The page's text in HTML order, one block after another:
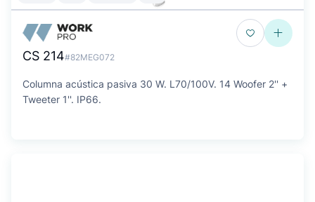
CS 214#82MEG072
Columna acústica pasiva 30 W. L70/100V. 14 Woofer 2'' +
Tweeter 1''. IP66.